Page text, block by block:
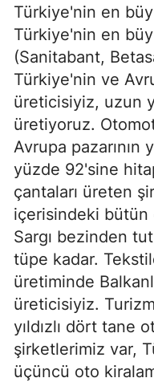
Türkiye'nin en
Türkiye'nin en
(Sanitabant,
Türkiye'nin ve
üreticisiyiz, uzun
üretiyoruz.
Avrupa
yüzde 92'sine
çantaları üreten
içerisindeki bütün
Sargı bezinden
tüpe kadar.
üretiminde
üreticisiyiz.
yıldızlı dört tane
şirketlerimiz var,
üçüncü oto